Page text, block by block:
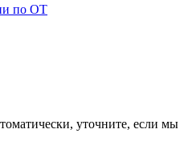
по ОТ
уточните, если мы